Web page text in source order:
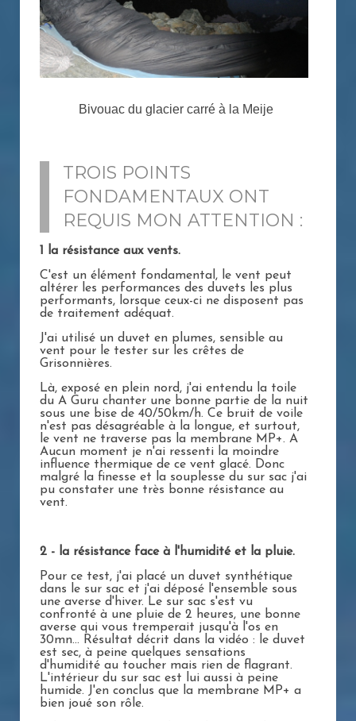
Bivouac du glacier carré à la Meije
TROIS POINTS
FONDAMENTAUX ONT
REQUIS MON ATTENTION :
1 la résistance aux vents.
C'est un élément fondamental, le vent peut
altérer les performances des duvets les plus
performants, lorsque ceux-ci ne disposent pas
de traitement adéquat.
J'ai utilisé un duvet en plumes, sensible au
vent pour le tester sur les crêtes de
Grisonnières.
Là, exposé en plein nord, j'ai entendu la toile
du A Guru chanter une bonne partie de la nuit
sous une bise de 40/50km/h. Ce bruit de voile
n'est pas désagréable à la longue, et surtout,
le vent ne traverse pas la membrane MP+. A
Aucun moment je n'ai ressenti la moindre
influence thermique de ce vent glacé. Donc
malgré la finesse et la souplesse du sur sac j'ai
pu constater une très bonne résistance au
vent.
2 - la résistance face à l'humidité et la pluie.
Pour ce test, j'ai placé un duvet synthétique
dans le sur sac et j'ai déposé l'ensemble sous
une averse d'hiver. Le sur sac s'est vu
confronté à une pluie de 2 heures, une bonne
averse qui vous tremperait jusqu'à l'os en
30mn... Résultat décrit dans la vidéo : le duvet
est sec, à peine quelques sensations
d'humidité au toucher mais rien de flagrant.
L'intérieur du sur sac est lui aussi à peine
humide. J'en conclus que la membrane MP+ a
bien joué son rôle.